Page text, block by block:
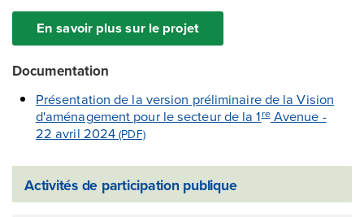
En savoir plus sur le projet
Documentation
Présentation de la version préliminaire de la Vision
d'aménagement pour le secteur de la 1reAvenue -
22 avril 2024 (PDF)
Activités de participation publique